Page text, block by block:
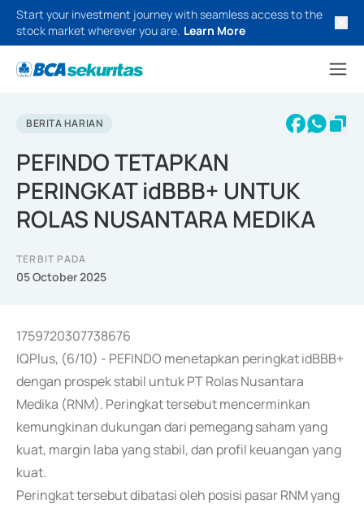
Start your investment journey with seamless access to the
stock market wherever you are. Learn More
BERITA HARIAN
PEFINDO TETAPKAN
PERINGKAT idBBB+ UNTUK
ROLAS NUSANTARA MEDIKA
TERBIT PADA
05 October 2025
1759720307738676
IQPlus, (6/10) - PEFINDO menetapkan peringkat idBBB+
dengan prospek stabil untuk PT Rolas Nusantara
Medika (RNM). Peringkat tersebut mencerminkan
kemungkinan dukungan dari pemegang saham yang
kuat, margin laba yang stabil, dan profil keuangan yang
kuat.
Peringkat tersebut dibatasi oleh posisi pasar RNM yang